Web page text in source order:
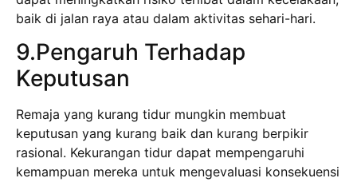
baik di jalan raya atau dalam aktivitas sehari-hari.
9.Pengaruh Terhadap
Keputusan
Remaja yang kurang tidur mungkin membuat
keputusan yang kurang baik dan kurang berpikir
rasional. Kekurangan tidur dapat mempengaruhi
kemampuan mereka untuk mengevaluasi konsekuensi